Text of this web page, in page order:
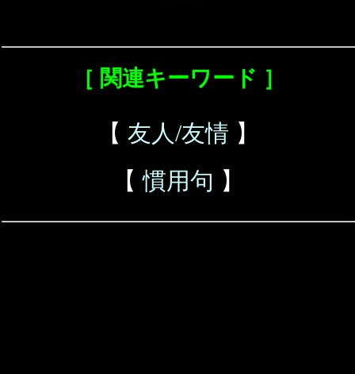
［ 関連キーワード ］
【 友人/友情 】
【慣用句 】